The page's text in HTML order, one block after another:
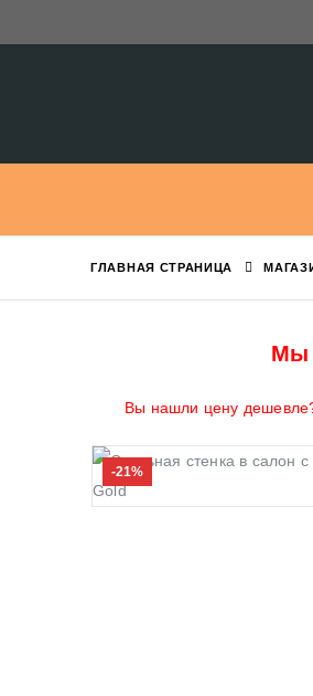
ГЛАВНАЯ СТРАНИЦА
Мы
Вы нашли цену
-21%